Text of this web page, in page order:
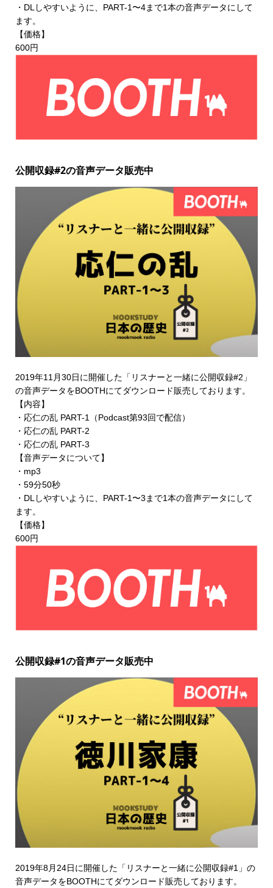
・DLしやすいように、PART-1〜4まで1本の音声データにして
ます。
【価格】
600円
公開収録#2の音声データ販売中
2019年11月30日に開催した「リスナーと一緒に公開収録#2」
の音声データをBOOTHにてダウンロード販売 しております。
【内容】
・応仁の乱 PART-1（Podcast第93回で配信）
・応仁の乱 PART-2
・応仁の乱 PART-3
【音声データについて】
・mp3
・59分50秒
・DLしやすいように、PART-1〜3まで1本の音声データにして
ます。
【価格】
600円
公開収録#1の音声データ販売中
2019年8月24日に開催した「リスナーと一緒に公開収録#1」の
音声データをBOOTHにてダウンロード販売 しております。